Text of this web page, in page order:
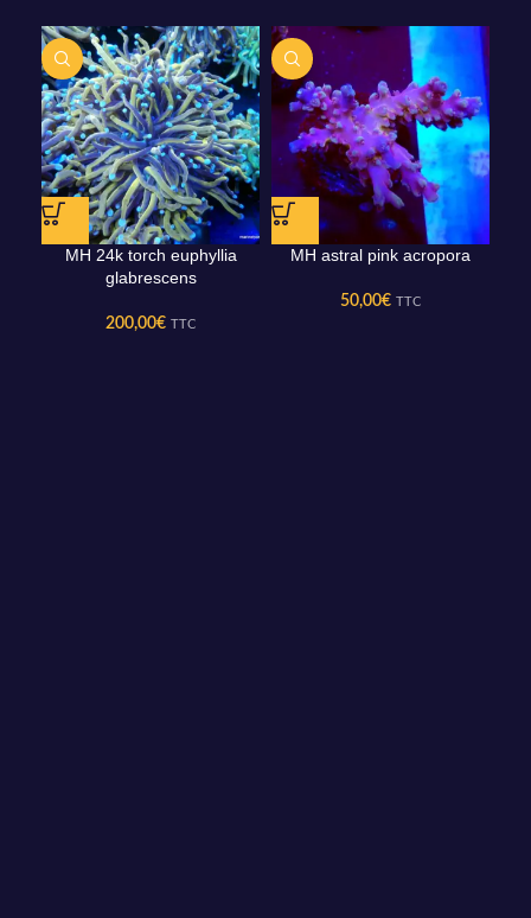
MH 24k torch euphyllia
glabrescens
200,00€ TTC
MH astral pink acropora
50,00€ TTC